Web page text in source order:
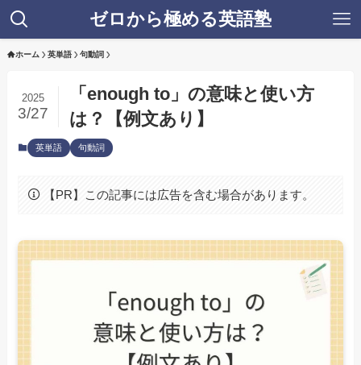
ゼロから極める英語塾
ホーム 英単語 句動詞
「enough to」の意味と使い方
は？【例文あり】
2025
3/27
英単語 句動詞
【PR】この記事には広告を含む場合があります。